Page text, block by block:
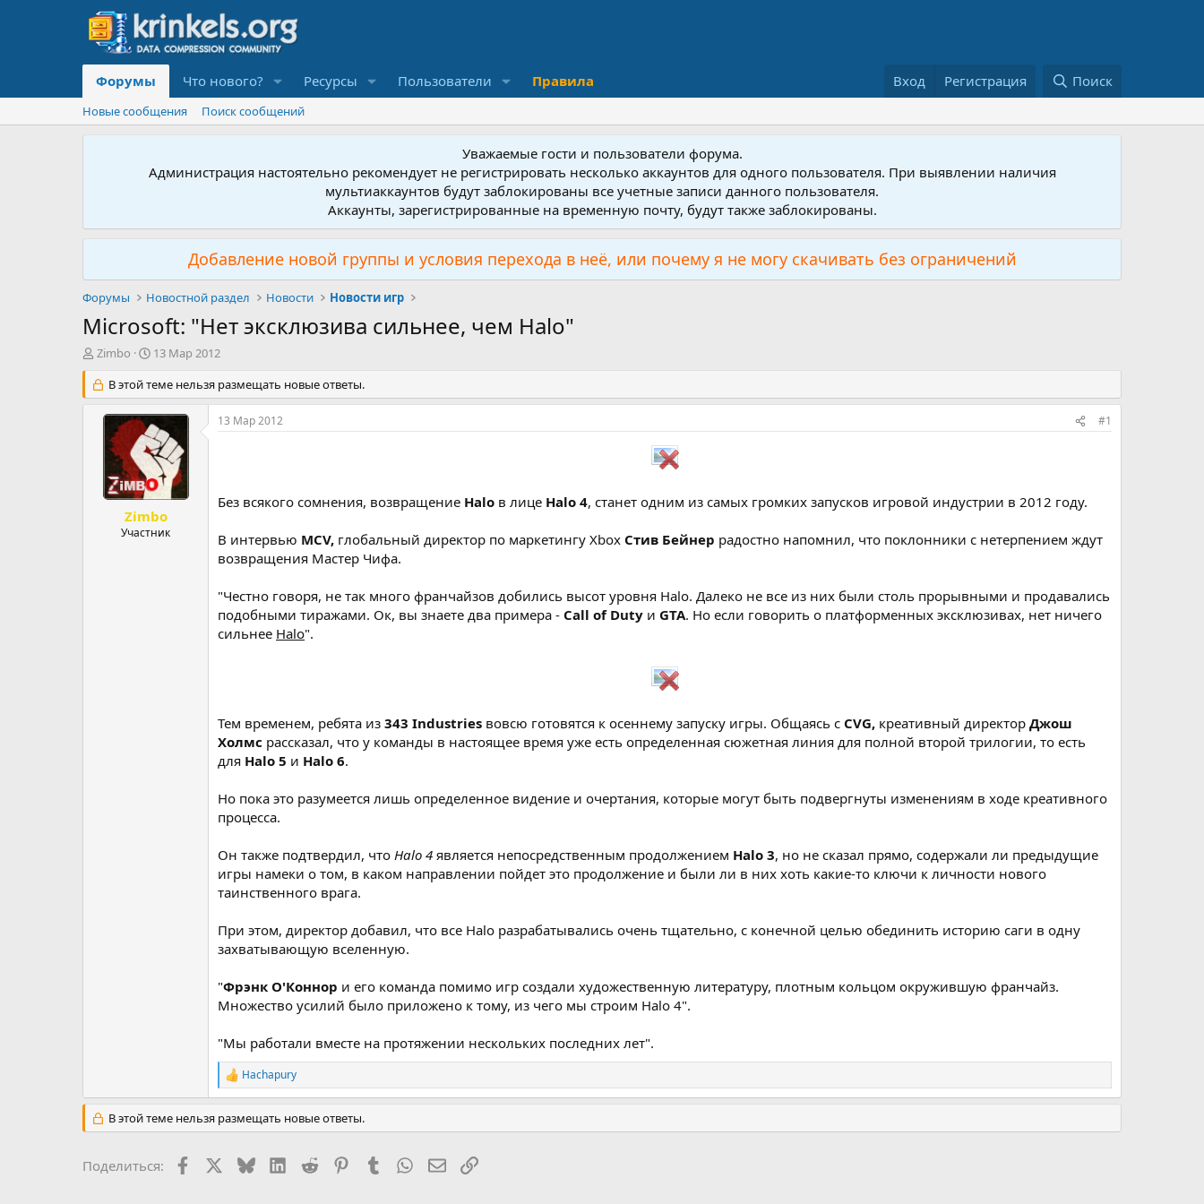
Форумы Что нового? Ресурсы Пользователи Правила Вход Регистрация Поиск
Новые сообщения Поиск сообщений
Уважаемые гости и пользователи форума.
Администрация настоятельно рекомендует не регистрировать несколько аккаунтов для одного пользователя. При выявлении наличия
мультиаккаунтов будут заблокированы все учетные записи данного пользователя.
Аккаунты, зарегистрированные на временную почту, будут также заблокированы.
Добавление новой группы и условия перехода в неё, или почему я не могу скачивать без ограничений
Форумы Новостной раздел Новости Новости игр
Microsoft: "Нет эксклюзива сильнее, чем Halo"
А
т
о
Zimbo
Д
т
а
н
а
ч
а
л
а
13 Мар 2012
В этой теме нельзя размещать новые ответы.
Zimbo
Участник
13 Мар 2012 #1
Без всякого сомнения, возвращение Halo в лице Halo 4, станет одним из самых громких запусков игровой индустрии в 2012 году.
В интервью MCV, глобальный директор по маркетингу Xbox Стив Бейнер радостно напомнил, что поклонники с нетерпением ждут
возвращения Мастер Чифа.
"Честно говоря, не так много франчайзов добились высот уровня Halo. Далеко не все из них были столь прорывными и продавались
подобными тиражами. Ок, вы знаете два примера - Call of Duty и GTA. Но если говорить о платформенных эксклюзивах, нет ничего
сильнее Halo".
Тем временем, ребята из 343 Industries вовсю готовятся к осеннему запуску игры. Общаясь с CVG, креативный директор Джош
Холмс рассказал, что у команды в настоящее время уже есть определенная сюжетная линия для полной второй трилогии, то есть
для Halo 5 и Halo 6.
Но пока это разумеется лишь определенное видение и очертания, которые могут быть подвергнуты изменениям в ходе креативного
процесса.
Он также подтвердил, что Halo 4 является непосредственным продолжением Halo 3, но не сказал прямо, содержали ли предыдущие
игры намеки о том, в каком направлении пойдет это продолжение и были ли в них хоть какие-то ключи к личности нового
таинственного врага.
При этом, директор добавил, что все Halo разрабатывались очень тщательно, с конечной целью обединить историю саги в одну
захватывающую вселенную.
"Фрэнк О'Коннор и его команда помимо игр создали художественную литературу, плотным кольцом окружившую франчайз.
Множество усилий было приложено к тому, из чего мы строим Halo 4".
"Мы работали вместе на протяжении нескольких последних лет".
Р
е
к
Hachapury
В этой теме нельзя размещать новые ответы.
Поделиться: FacebookX (Twitter)
BlueskyLinkedIn
Reddit PinterestTumblr WhatsApp
Электронная почта
Ссылка